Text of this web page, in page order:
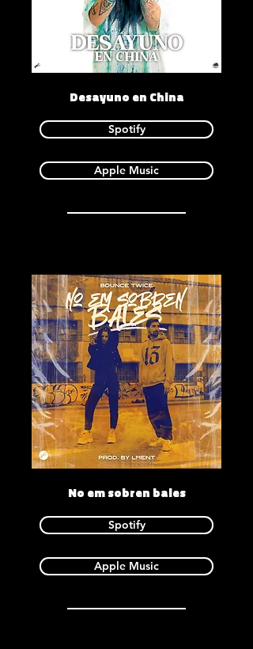
Desayuno en China
Spotify
Apple Music
No em sobren bales
Spotify
Apple Music